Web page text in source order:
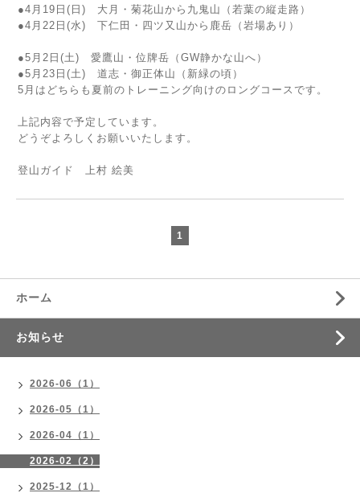
●4月19日(日) 大月・菊花山から九鬼山（若葉の縦走路）
●4月22日(水) 下仁田・四ツ又山から鹿岳（岩場あり）
●5月2日(土) 愛鷹山・位牌岳（GW静かな山へ）
●5月23日(土) 道志・御正体山（新緑の頃）
5月はどちらも夏前のトレーニング向けのロングコースです。
上記内容で予定しています。
どうぞよろしくお願いいたします。
登山ガイド 上村 絵美
1
ホーム
お知らせ
2026-06（1）
2026-05（1）
2026-04（1）
2026-02（2）
2025-12（1）